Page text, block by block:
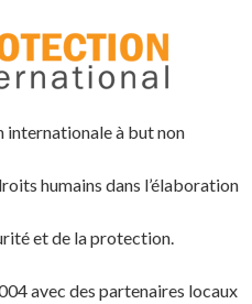
internationale à but non
humains dans l’élaboration
et de la protection.
avec des partenaires locaux